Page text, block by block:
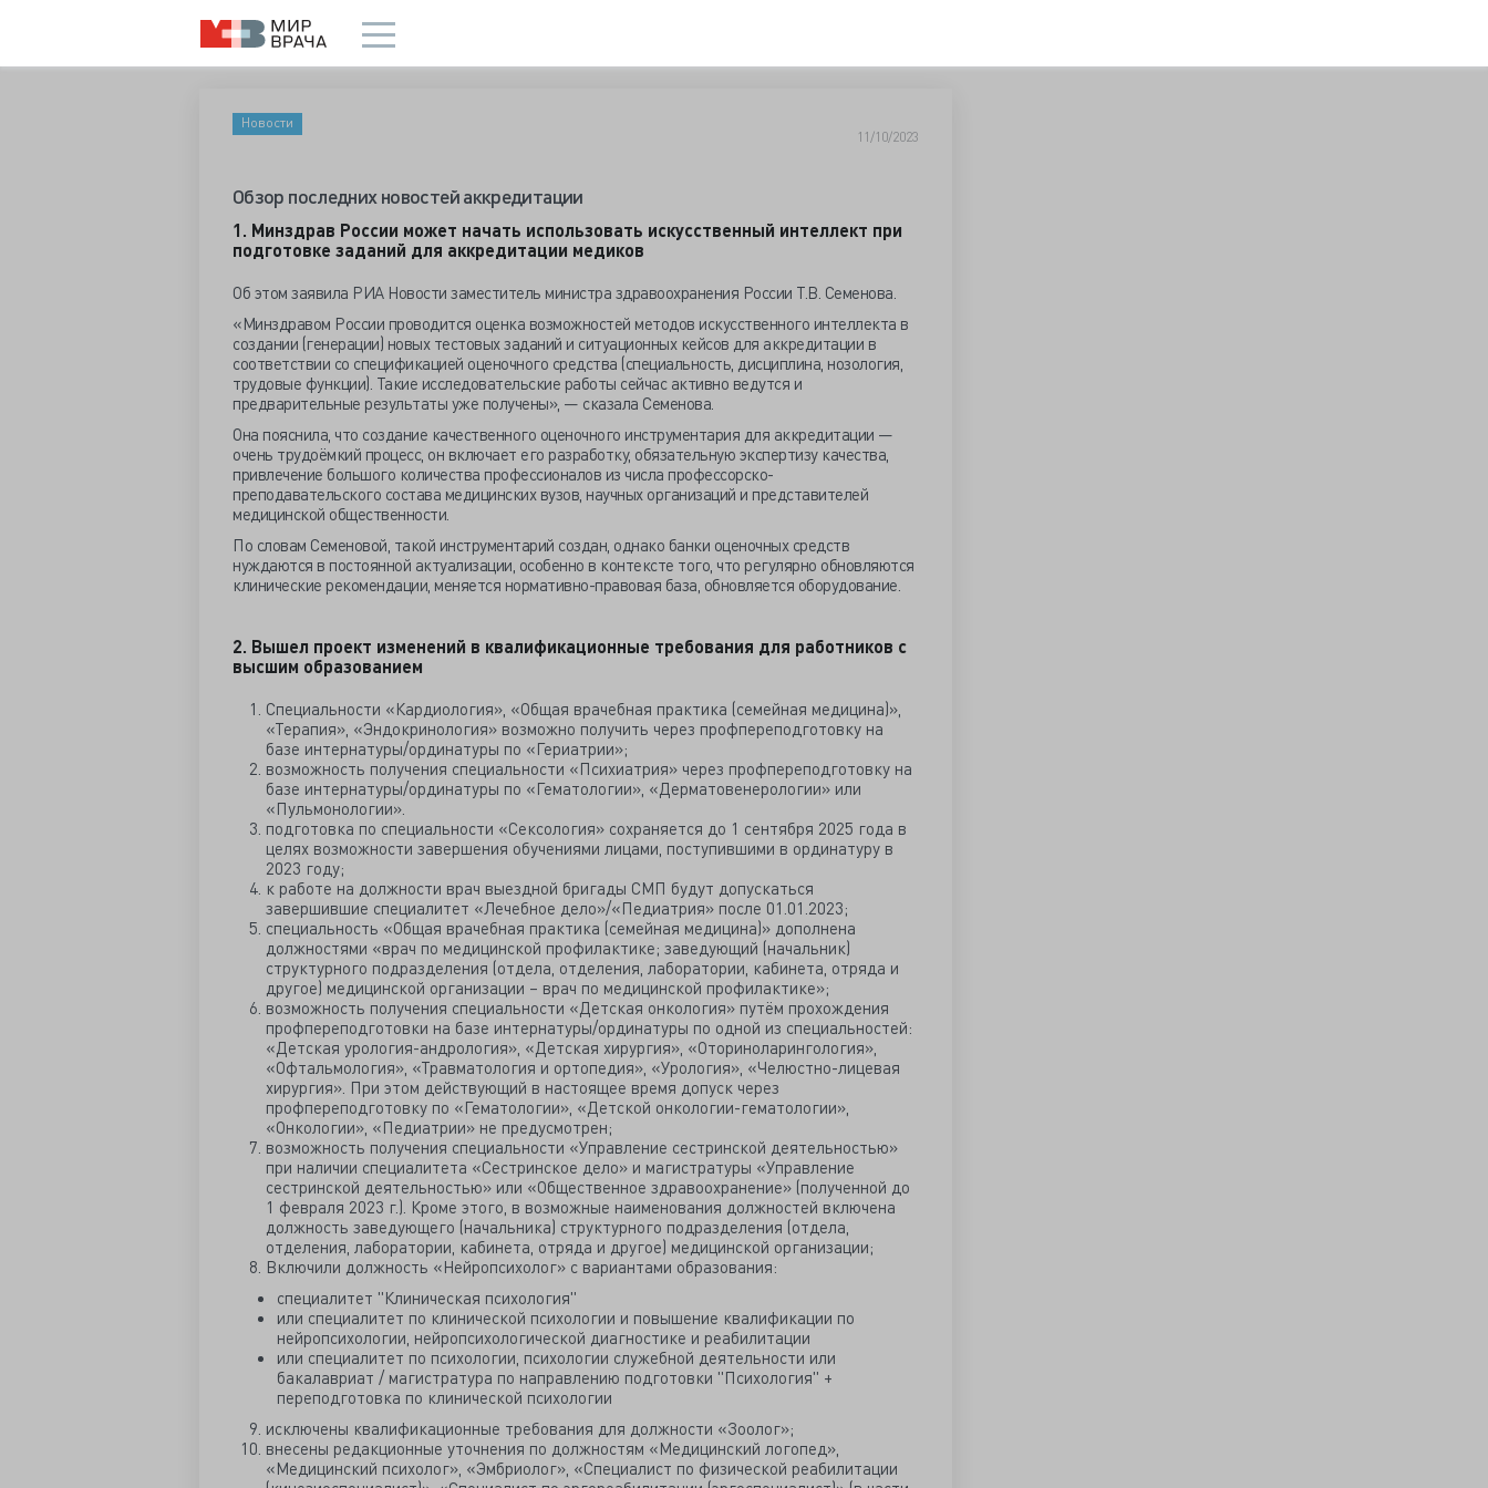
Новости
11/10/2023
Обзор последних новостей аккредитации
1. Минздрав России может начать использовать искусственный интеллект при
подготовке заданий для аккредитации медиков
Об этом заявила РИА Новости заместитель министра здравоохранения России Т.В. Семенова.
«Минздравом России проводится оценка возможностей методов искусственного интеллекта в
создании (генерации) новых тестовых заданий и ситуационных кейсов для аккредитации в
соответствии со спецификацией оценочного средства (специальность, дисциплина, нозология,
трудовые функции). Такие исследовательские работы сейчас активно ведутся и
предварительные результаты уже получены», — сказала Семенова.
Она пояснила, что создание качественного оценочного инструментария для аккредитации —
очень трудоёмкий процесс, он включает его разработку, обязательную экспертизу качества,
привлечение большого количества профессионалов из числа профессорско-
преподавательского состава медицинских вузов, научных организаций и представителей
медицинской общественности.
По словам Семеновой, такой инструментарий создан, однако банки оценочных средств
нуждаются в постоянной актуализации, особенно в контексте того, что регулярно обновляются
клинические рекомендации, меняется нормативно-правовая база, обновляется оборудование.
2. Вышел проект изменений в квалификационные требования для работников с
высшим образованием
Специальности «Кардиология», «Общая врачебная практика (семейная медицина)»,
«Терапия», «Эндокринология» возможно получить через профпереподготовку на
базе интернатуры/ординатуры по «Гериатрии»;
возможность получения специальности «Психиатрия» через профпереподготовку на
базе интернатуры/ординатуры по «Гематологии», «Дерматовенерологии» или
«Пульмонологии».
подготовка по специальности «Сексология» сохраняется до 1 сентября 2025 года в
целях возможности завершения обучениями лицами, поступившими в ординатуру в
2023 году;
к работе на должности врач выездной бригады СМП будут допускаться
завершившие специалитет «Лечебное дело»/«Педиатрия» после 01.01.2023;
специальность «Общая врачебная практика (семейная медицина)» дополнена
должностями «врач по медицинской профилактике; заведующий (начальник)
структурного подразделения (отдела, отделения, лаборатории, кабинета, отряда и
другое) медицинской организации – врач по медицинской профилактике»;
возможность получения специальности «Детская онкология» путём прохождения
профпереподготовки на базе интернатуры/ординатуры по одной из специальностей:
«Детская урология-андрология», «Детская хирургия», «Оториноларингология»,
«Офтальмология», «Травматология и ортопедия», «Урология», «Челюстно-лицевая
хирургия». При этом действующий в настоящее время допуск через
профпереподготовку по «Гематологии», «Детской онкологии-гематологии»,
«Онкологии», «Педиатрии» не предусмотрен;
возможность получения специальности «Управление сестринской деятельностью»
при наличии специалитета «Сестринское дело» и магистратуры «Управление
сестринской деятельностью» или «Общественное здравоохранение» (полученной до
1 февраля 2023 г.). Кроме этого, в возможные наименования должностей включена
должность заведующего (начальника) структурного подразделения (отдела,
отделения, лаборатории, кабинета, отряда и другое) медицинской организации;
Включили должность «Нейропсихолог» с вариантами образования:
специалитет "Клиническая психология"
или специалитет по клинической психологии и повышение квалификации по
нейропсихологии, нейропсихологической диагностике и реабилитации
или специалитет по психологии, психологии служебной деятельности или
бакалавриат / магистратура по направлению подготовки "Психология" +
переподготовка по клинической психологии
исключены квалификационные требования для должности «Зоолог»;
внесены редакционные уточнения по должностям «Медицинский логопед»,
«Медицинский психолог», «Эмбриолог», «Специалист по физической реабилитации